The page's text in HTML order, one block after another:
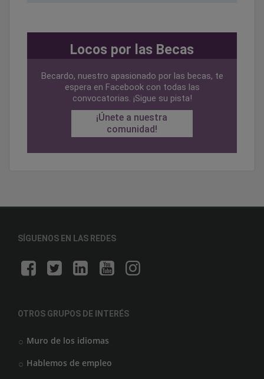
Locos por las Becas
Becardo, nuestro apasionado por las becas, te
espera en Facebook con todas las
convocatorias. ¡Sigue su pista!
¡Únete a nuestra
comunidad!
SÍGUENOS EN LAS REDES
OTROS GRUPOS DE INTERÉS
Muro de los idiomas
Hablemos de empleo